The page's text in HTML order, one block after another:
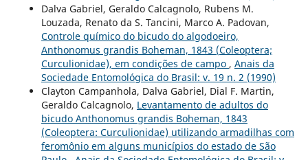
Dalva Gabriel, Geraldo Calcagnolo, Rubens M.
Louzada, Renato da S. Tancini, Marco A. Padovan,
Controle químico do bicudo do algodoeiro,
Anthonomus grandis Boheman, 1843 (Coleoptera;
Curculionidae), em condições de campo , Anais da
Sociedade Entomológica do Brasil: v. 19 n. 2 (1990)
Clayton Campanhola, Dalva Gabriel, Dial F. Martin,
Geraldo Calcagnolo, Levantamento de adultos do
bicudo Anthonomus grandis Boheman, 1843
(Coleoptera: Curculionidae) utilizando armadilhas com
feromônio em alguns municípios do estado de São